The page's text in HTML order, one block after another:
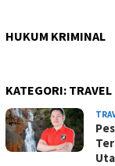
HUKUM KRIMINAL
KATEGORI: TRAVEL